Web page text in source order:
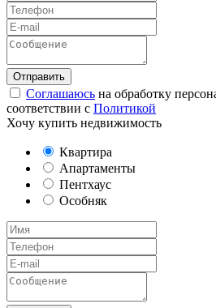
Соглашаюсь на обработку
соответствии с Политикой
Хочу купить недвижимость
Квартира
Апартаменты
Пентхаус
Особняк